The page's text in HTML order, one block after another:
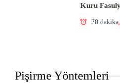
Kuru
20 dakika
Pişirme Yöntemleri